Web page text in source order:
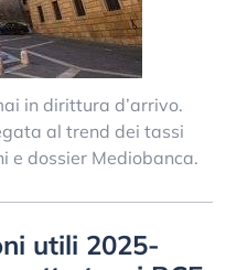
in dirittura d’arrivo.
al trend dei tassi
e dossier Mediobanca.
utili 2025-